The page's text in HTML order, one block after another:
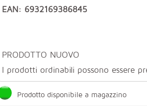
EAN: 6932169386845
PRODOTTO NUOVO
I prodotti ordinabili possono essere
Prodotto disponibile a magazzino